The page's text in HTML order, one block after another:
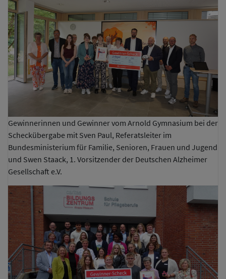
Gewinnerinnen und Gewinner vom Arnold Gymnasium bei der
Scheckübergabe mit Sven Paul, Referatsleiter im
Bundesministerium für Familie, Senioren, Frauen und Jugend
und Swen Staack, 1. Vorsitzender der Deutschen Alzheimer
Gesellschaft e.V.